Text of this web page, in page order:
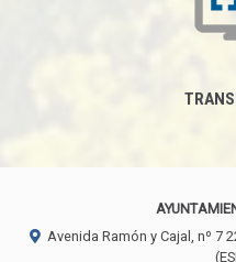
Avenida Ramón y Cajal, nº 7